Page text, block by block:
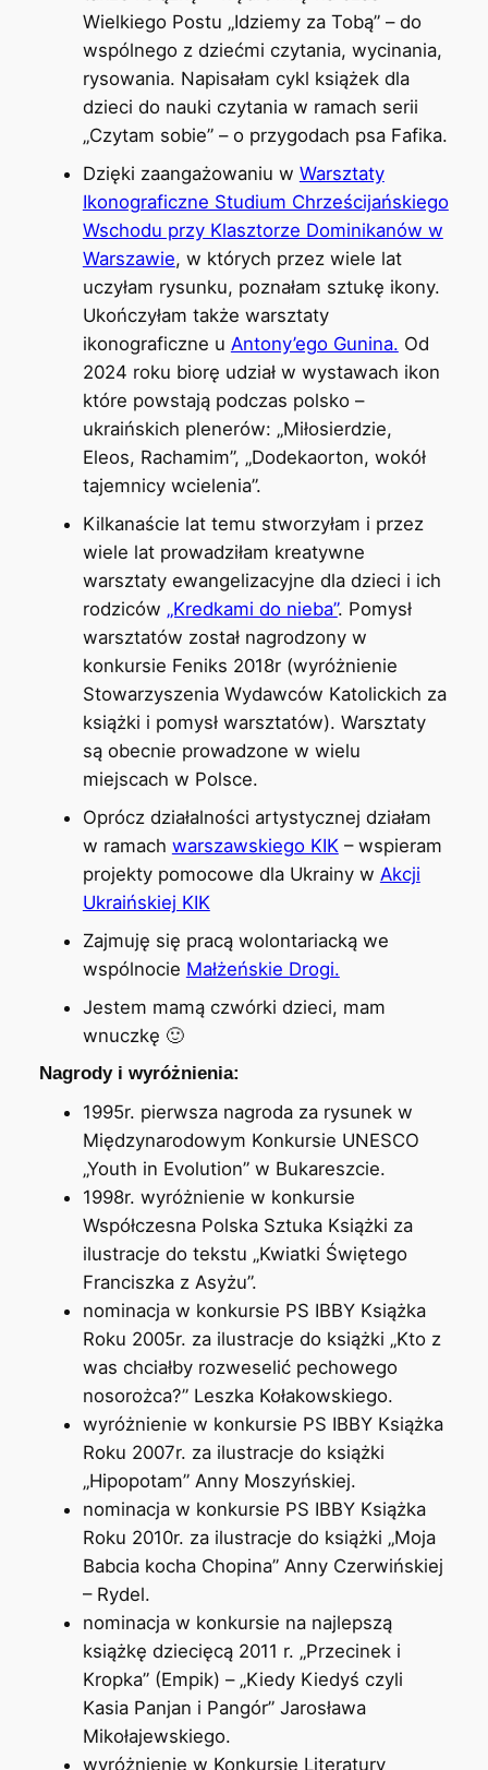
Wielkiego Postu „Idziemy za Tobą” – do
wspólnego z dziećmi czytania, wycinania,
rysowania. Napisałam cykl książek dla
dzieci do nauki czytania w ramach serii
„Czytam sobie” – o przygodach psa Fafika.
Dzięki zaangażowaniu w Warsztaty
Ikonograficzne Studium Chrześcijańskiego
Wschodu przy Klasztorze Dominikanów w
Warszawie, w których przez wiele lat
uczyłam rysunku, poznałam sztukę ikony.
Ukończyłam także warsztaty
ikonograficzne u Antony’ego Gunina. Od
2024 roku biorę udział w wystawach ikon
które powstają podczas polsko –
ukraińskich plenerów: „Miłosierdzie,
Eleos, Rachamim”, „Dodekaorton, wokół
tajemnicy wcielenia”.
Kilkanaście lat temu stworzyłam i przez
wiele lat prowadziłam kreatywne
warsztaty ewangelizacyjne dla dzieci i ich
rodziców „Kredkami do nieba”. Pomysł
warsztatów został nagrodzony w
konkursie Feniks 2018r (wyróżnienie
Stowarzyszenia Wydawców Katolickich za
książki i pomysł warsztatów). Warsztaty
są obecnie prowadzone w wielu
miejscach w Polsce.
Oprócz działalności artystycznej działam
w ramach warszawskiego KIK– wspieram
projekty pomocowe dla Ukrainy w Akcji
Ukraińskiej KIK
Zajmuję się pracą wolontariacką we
wspólnocie Małżeńskie Drogi.
Jestem mamą czwórki dzieci, mam
wnuczkę 🙂
Nagrody i wyróżnienia:
1995r. pierwsza nagroda za rysunek w
Międzynarodowym Konkursie UNESCO
„Youth in Evolution” w Bukareszcie.
1998r. wyróżnienie w konkursie
Współczesna Polska Sztuka Książki za
ilustracje do tekstu „Kwiatki Świętego
Franciszka z Asyżu”.
nominacja w konkursie PS IBBY Książka
Roku 2005r. za ilustracje do książki „Kto z
was chciałby rozweselić pechowego
nosorożca?” Leszka Kołakowskiego.
wyróżnienie w konkursie PS IBBY Książka
Roku 2007r. za ilustracje do książki
„Hipopotam” Anny Moszyńskiej.
nominacja w konkursie PS IBBY Książka
Roku 2010r. za ilustracje do książki „Moja
Babcia kocha Chopina” Anny Czerwińskiej
– Rydel.
nominacja w konkursie na najlepszą
książkę dziecięcą 2011 r. „Przecinek i
Kropka” (Empik) – „Kiedy Kiedyś czyli
Kasia Panjan i Pangór” Jarosława
Mikołajewskiego.
wyróżnienie w Konkursie Literatury